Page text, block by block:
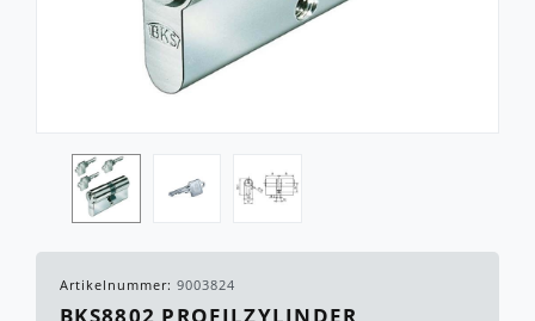
Artikelnummer: 9003824